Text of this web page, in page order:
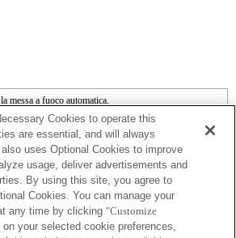
messa a fuoco automatica.
per il montaggio.
del diaframma vengono registrati dal microfono
S (Shutter priority), and M (Manual) modes, the
can not be adjusted during the movie recording.
Compensation) non funziona.
la luminosità dell'immagine potrebbe non essere
[Front Curtain Shutter] su [Off].
A-mount] utilizzando il supporto per il montaggio, la
Cookies to operate this
are essential, and will always
uses Optional Cookies to improve
usage, deliver advertisements and
By using this site, you agree to
Cookies. You can manage your
any time by clicking "Customize
on your selected cookie preferences,